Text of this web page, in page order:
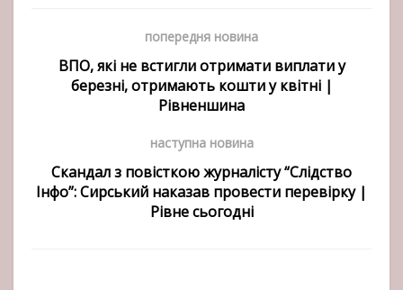
попередня новина
ВПО, які не встигли отримати виплати у
березні, отримають кошти у квітні |
Рівненшина
наступна новина
Скандал з повісткою журналісту “Слідство
Інфо”: Сирський наказав провести перевірку |
Рівне сьогодні